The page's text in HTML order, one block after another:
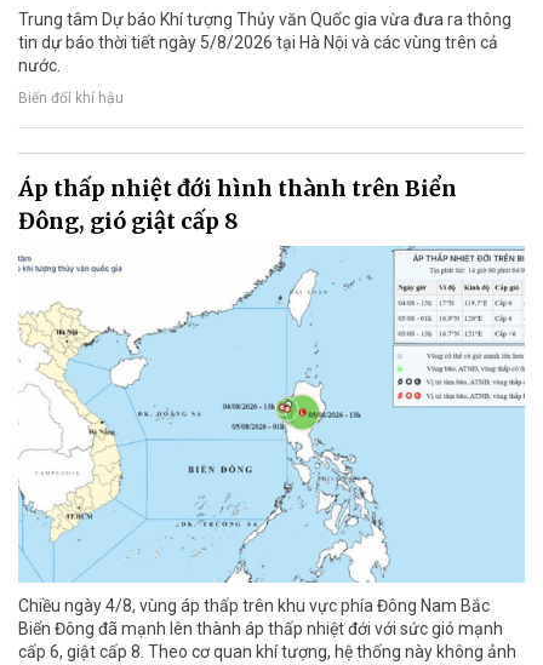
Trung tâm Dự báo Khí tượng Thủy văn Quốc gia vừa đưa ra thông
tin dự báo thời tiết ngày 5/8/2026 tại Hà Nội và các vùng trên cả
nước.
Biến đổi khí hậu
Áp thấp nhiệt đới hình thành trên Biển
Đông, gió giật cấp 8
Chiều ngày 4/8, vùng áp thấp trên khu vực phía Đông Nam Bắc
Biển Đông đã mạnh lên thành áp thấp nhiệt đới với sức gió mạnh
cấp 6, giật cấp 8. Theo cơ quan khí tượng, hệ thống này không ảnh